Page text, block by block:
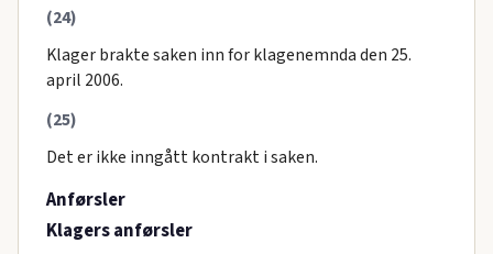
(24)
Klager brakte saken inn for klagenemnda den 25.
april 2006.
(25)
Det er ikke inngått kontrakt i saken.
Anførsler
Klagers anførsler